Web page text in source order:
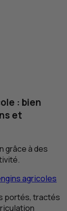
: bien
et
grâce à des
agricoles
portés, tractés